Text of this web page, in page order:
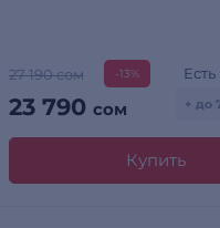
27 190 сом -13%
23 790 сом + до
Купить